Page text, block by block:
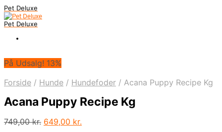
Pet Deluxe
Pet Deluxe
På Udsalg! 13%
Forside / Hunde / Hundefoder / Acana Puppy Recipe Kg
Acana Puppy Recipe Kg
749,00kr. Den
649,00 kr.